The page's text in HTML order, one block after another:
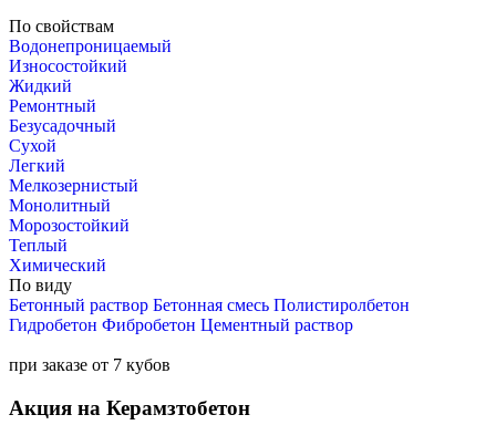
По свойствам
Водонепроницаемый
Износостойкий
Жидкий
Ремонтный
Безусадочный
Сухой
Легкий
Мелкозернистый
Монолитный
Морозостойкий
Теплый
Химический
По виду
Бетонный раствор Бетонная смесь Полистиролбетон
Гидробетон Фибробетон Цементный раствор
при заказе от 7 кубов
Акция на Керамзтобетон